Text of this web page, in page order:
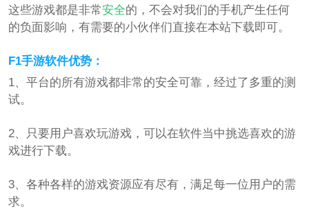
这些游戏都是非常安全的，不会对我们的手机产生任何
的负面影响，有需要的小伙伴们直接在本站下载即可。
F1手游软件优势：
1、平台的所有游戏都非常的安全可靠，经过了多重的测
试。
2、只要用户喜欢玩游戏，可以在软件当中挑选喜欢的游
戏进行下载。
3、各种各样的游戏资源应有尽有，满足每一位用户的需
求。